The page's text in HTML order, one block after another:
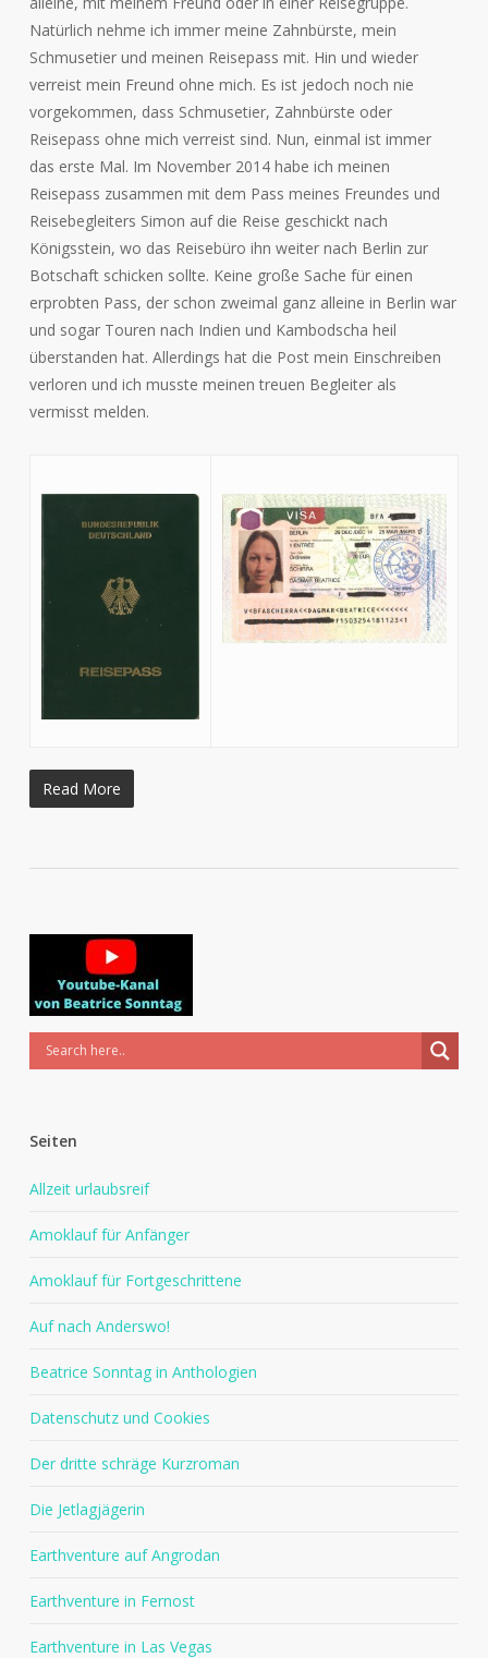
Natürlich nehme ich immer meine Zahnbürste, mein
Schmusetier und meinen Reisepass mit. Hin und wieder
verreist mein Freund ohne mich. Es ist jedoch noch nie
vorgekommen, dass Schmusetier, Zahnbürste oder
Reisepass ohne mich verreist sind. Nun, einmal ist immer
das erste Mal. Im November 2014 habe ich meinen
Reisepass zusammen mit dem Pass meines Freundes und
Reisebegleiters Simon auf die Reise geschickt nach
Königsstein, wo das Reisebüro ihn weiter nach Berlin zur
Botschaft schicken sollte. Keine große Sache für einen
erprobten Pass, der schon zweimal ganz alleine in Berlin war
und sogar Touren nach Indien und Kambodscha heil
überstanden hat. Allerdings hat die Post mein Einschreiben
verloren und ich musste meinen treuen Begleiter als
vermisst melden.
Read More
Seiten
Allzeit urlaubsreif
Amoklauf für Anfänger
Amoklauf für Fortgeschrittene
Auf nach Anderswo!
Beatrice Sonntag in Anthologien
Datenschutz und Cookies
Der dritte schräge Kurzroman
Die Jetlagjägerin
Earthventure auf Angrodan
Earthventure in Fernost
Earthventure in Las Vegas